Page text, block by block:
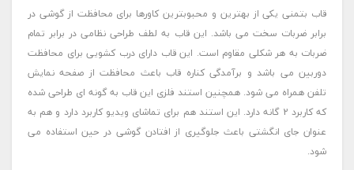
قاب بتمنی یکی از بهترین و محبوبترین کاورها برای محافظت از گوشی در
برابر ضربات سخت می باشد. این قاب به لطف طراحی نظامی در برابر تمام
ضربات به هر شکلی مقاوم است. این قاب دارای درب کشویی برای محافظت
دوربین می باشد و برآمدگی کناره قاب باعث محافظت از صفحه نمایش
تلفن همراه می شود. همچنین استند فلزی این قاب به گونه ای طراحی شده
که کاربرد 2 گانه دارد. این استند هم برای تماشای ویدیو کاربرد دارد و هم به
عنوان جای انگشتی باعث جلوگیری از افتادن گوشی در حین استفاده می
شود.